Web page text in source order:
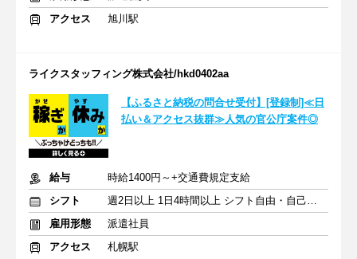
アクセス
旭川駅
ライクスタッフィング株式会社/hkd0402aa
【ふるさと納税の問合せ受付】[登録制]≪日
払い＆アクセス抜群≫人気の官公庁案件◎
給与
時給1400円～+交通費規定支給
シフト
週2日以上 1日4時間以上 シフト自由・自己申告
雇用形態
派遣社員
アクセス
札幌駅